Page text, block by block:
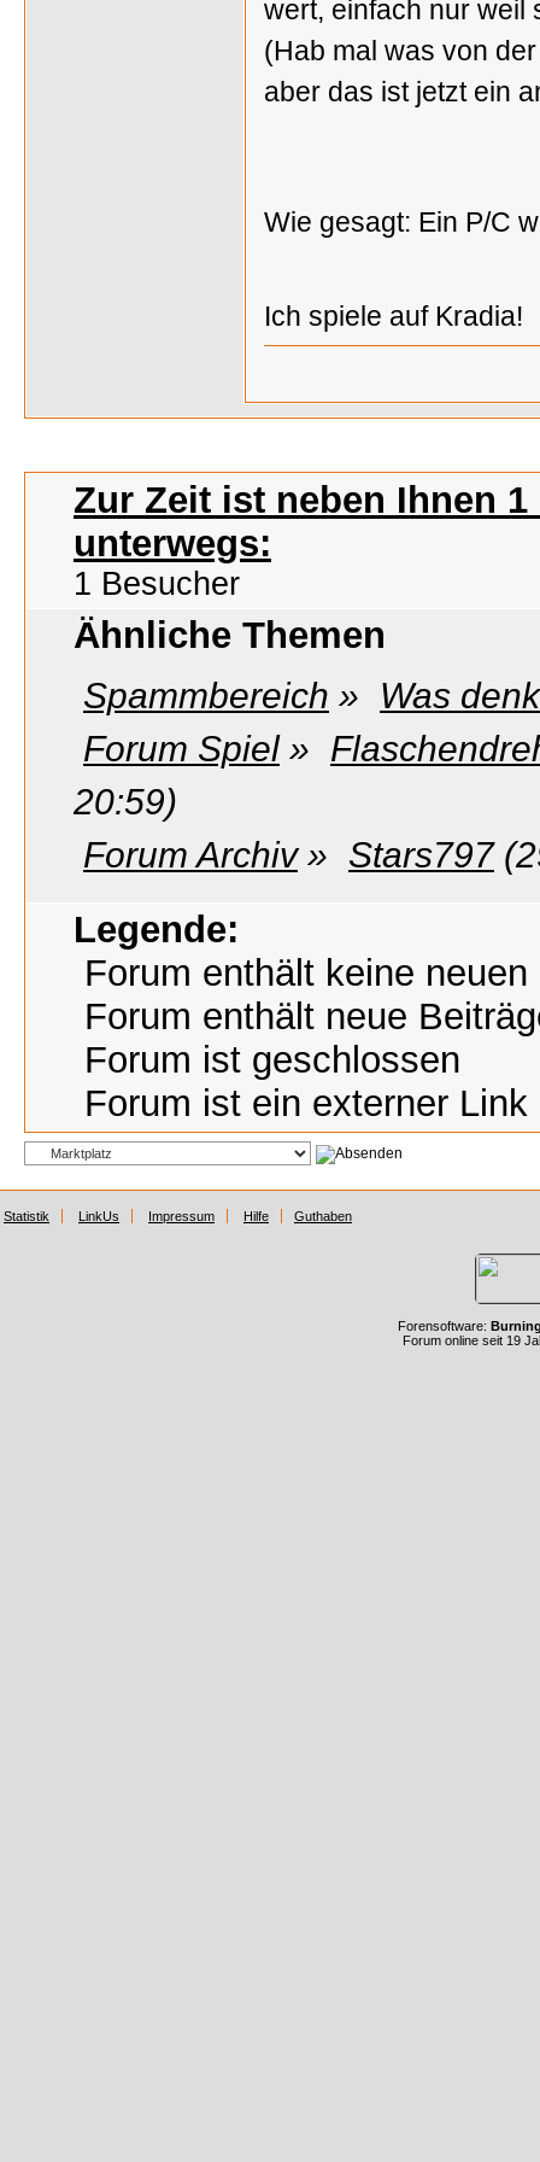
wert, einfach nur weil
(Hab mal was von
aber das ist jetzt ein
Wie gesagt: Ein P/C
Ich spiele auf Kradia!
Zur Zeit ist neben Ihnen
unterwegs:
1 Besucher
Ähnliche Themen
Spammbereich »
Was
Forum Spiel»
20:59)
Forum Archiv» Stars797
Legende:
Forum enthält keine neuen
Forum enthält neue
Forum ist geschlossen
Forum ist ein externer Link
Statistik LinkUs Impressum Hilfe Guthaben
Forensoftware:
Forum online seit 19